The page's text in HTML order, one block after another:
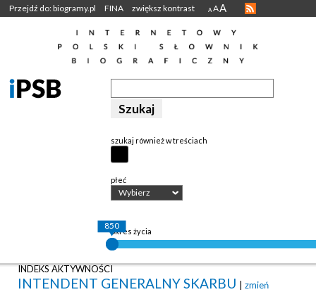
Przejdź do: biogramy.pl FINA zwiększ kontrast A AA
szukaj również w treściach
płeć
Wybierz
okres życia
850
INDEKS AKTYWNOŚCI
INTENDENT GENERALNY SKARBU | zmień